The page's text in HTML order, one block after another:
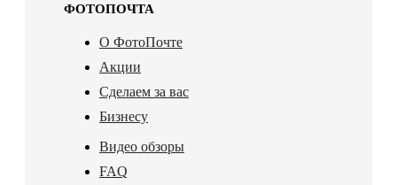
ФОТОПОЧТА
О ФотоПочте
Акции
Сделаем за вас
Бизнесу
Видео обзоры
FAQ